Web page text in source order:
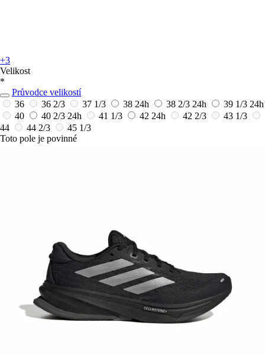
+3
Velikost
*
Průvodce velikostí
36
36 2/3 37 1/3 38 24h 38 2/3 24h 39 1/3 24h
40
40 2/3 24h 41 1/3 42 24h 42 2/3
43 1/3
44
44 2/3
45 1/3
Toto pole je povinné